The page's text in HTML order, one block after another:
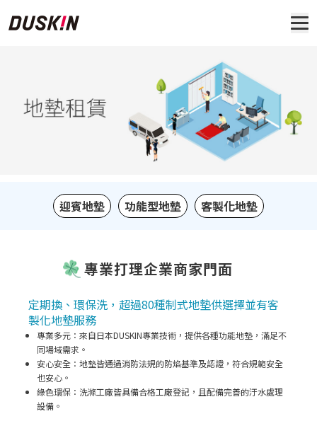
迎賓地墊 功能型地墊 客製化地墊
專業打理企業商家門面
定期換、環保洗，超過80種制式地墊供選擇並有客
製化地墊服務
專業多元：來自日本DUSKIN專業技術，提供各種功能地墊，滿足不
同場域需求。
安心安全：地墊皆通過消防法規的防焰基準及認證，符合規範安全
也安心。
綠色環保：洗滌工廠皆具備合格工廠登記，且配備完善的汙水處理
設備。